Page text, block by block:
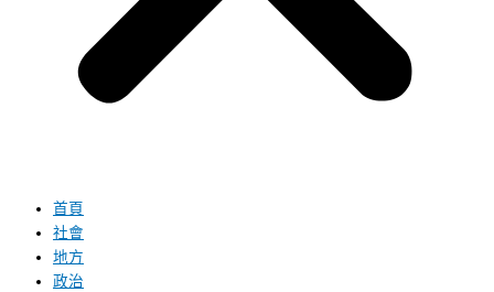
首頁
社會
地方
政治